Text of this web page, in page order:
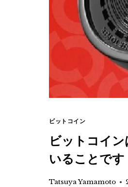
ビットコイン
ビットコイ
いることです
Tatsuya Yamamoto